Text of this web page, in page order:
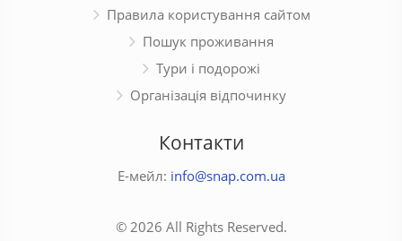
Правила користування сайтом
Пошук проживання
Тури і подорожі
Організація відпочинку
Контакти
Е-мейл: info@snap.com.ua
© 2026 All Rights Reserved.